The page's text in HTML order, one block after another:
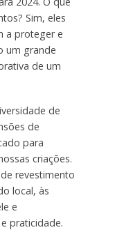
Sim, eles
a proteger e
um grande
de um
de
de
para
criações.
revestimento
local, às
e
praticidade.